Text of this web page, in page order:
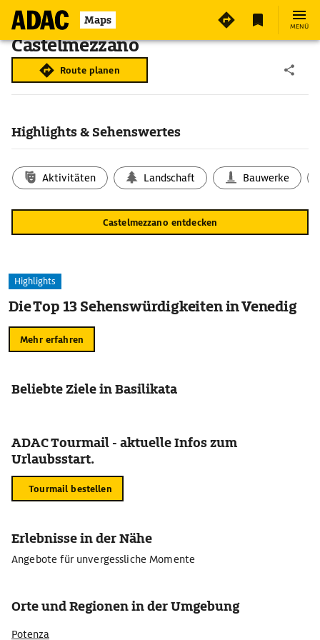
Maps MENÜ
Castelmezzano
Route planen
Highlights & Sehenswertes
Aktivitäten Landschaft Bauwerke
Castelmezzano entdecken
Highlights
Die Top 13 Sehenswürdigkeiten in Venedig
Mehr erfahren
Beliebte Ziele in Basilikata
ADAC Tourmail - aktuelle Infos zum
Urlaubsstart.
Tourmail bestellen
Erlebnisse in der Nähe
Angebote für unvergessliche Momente
Orte und Regionen in der Umgebung
Potenza